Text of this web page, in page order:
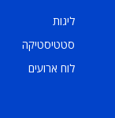
ליגות
סטטיסטיקה
לוח ארועים